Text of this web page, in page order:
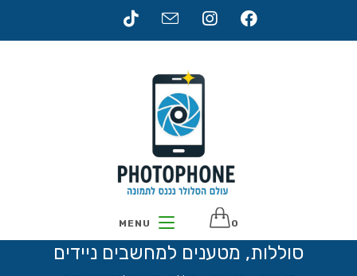
0
MENU
סוללות, מטענים למחשבים ניידים